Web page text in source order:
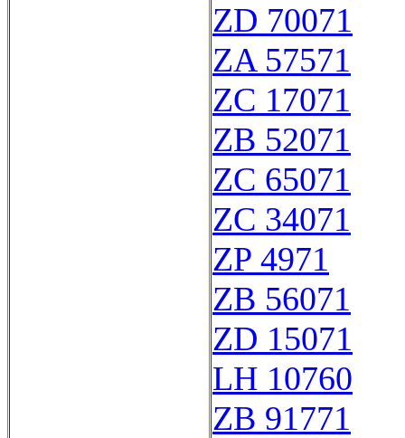
ZD 70071
ZA 57571
ZC 17071
ZB 52071
ZC 65071
ZC 34071
ZP 4971
ZB 56071
ZD 15071
LH 10760
ZB 91771